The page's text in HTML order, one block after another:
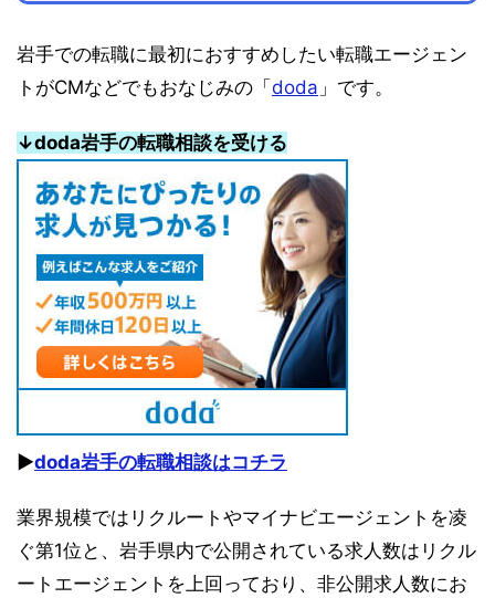
岩手での転職に最初におすすめしたい転職エージェン
トがCMなどでもおなじみの「 doda 」です。
↓doda岩手の転職相談を受ける
▶︎doda岩手の転職相談はコチラ
業界規模ではリクルートやマイナビエージェントを凌
ぐ第1位と、岩手県内で公開されている求人数はリクル
ートエージェントを上回っており、非公開求人数にお